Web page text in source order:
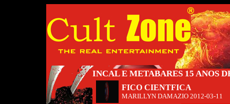
INCAL E METABARES 15 ANOS
FICO CIENTFICA
MARILLYN DAMAZIO 2012-03-11